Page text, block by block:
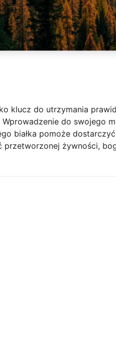
klucz do utrzymania
do swojego
białka pomoże
przetworzonej żywności,